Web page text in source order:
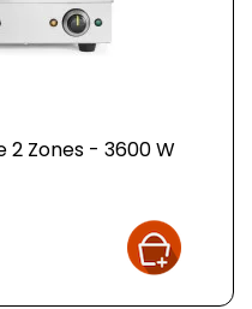
2 Zones - 3600 W